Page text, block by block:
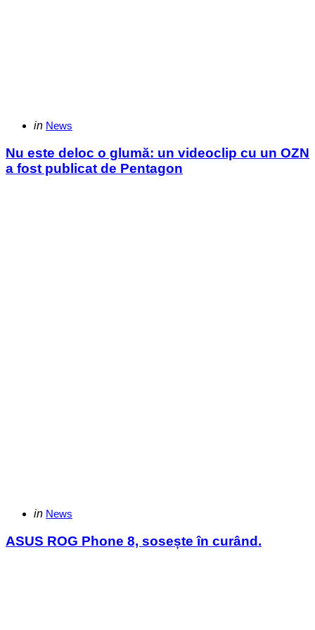
Categories
Posted
in News
Nu este deloc o glumă: un videoclip cu un OZN
a fost publicat de Pentagon
Categories
Posted
in News
ASUS ROG Phone 8, sosește în curând.